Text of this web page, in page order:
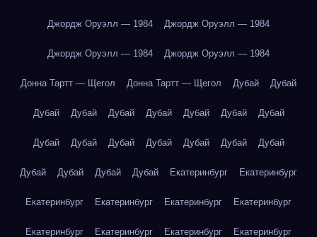
Джордж Оруэлл — 1984 Джордж Оруэлл — 1984
Джордж Оруэлл — 1984 Джордж Оруэлл — 1984
Донна Тартт — Щегол Донна Тартт — Щегол Дубай Дубай
Дубай Дубай Дубай Дубай Дубай Дубай Дубай
Дубай Дубай Дубай Дубай Дубай Дубай Дубай
Дубай Дубай Дубай Дубай Екатеринбург Екатеринбург
Екатеринбург Екатеринбург Екатеринбург Екатеринбург
Екатеринбург Екатеринбург Екатеринбург Екатеринбург